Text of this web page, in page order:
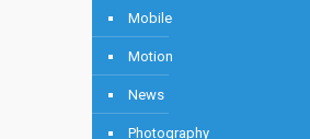
Mobile
Motion
News
Photography